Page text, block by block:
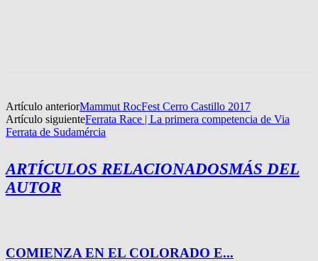
Artículo anteriorMammut RocFest Cerro Castillo 2017
Artículo siguienteFerrata Race | La primera competencia de Via
Ferrata de Sudamércia
ARTÍCULOS RELACIONADOSMÁS DEL
AUTOR
COMIENZA EN EL COLORADO E...